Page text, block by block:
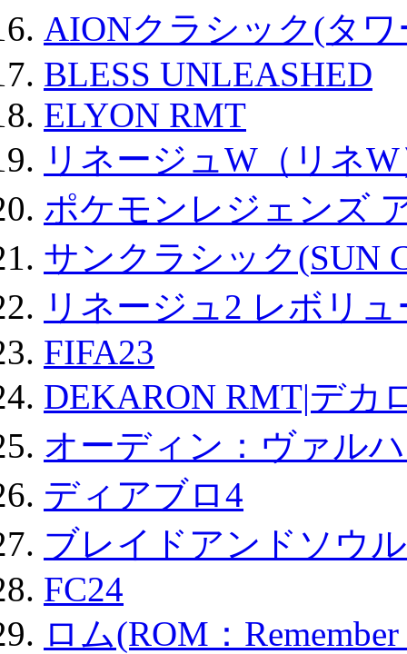
AIONクラシック(タ
BLESS UNLEASHED
ELYON RMT
リネージュW（リネ
ポケモンレジェンズ
サンクラシック(SUN
リネージュ2 レボリ
FIFA23
DEKARON RMT|デカ
オーディン：ヴァル
ディアブロ4
ブレイドアンドソウ
FC24
ロム(ROM：